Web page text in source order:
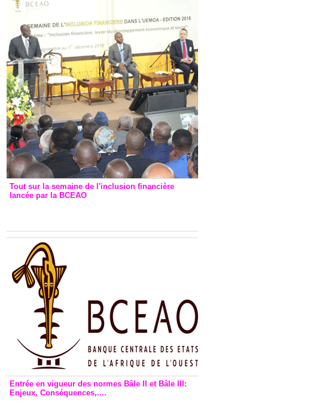
Tout sur la semaine de l'inclusion financière
lancée par la BCEAO
Entrée en vigueur des normes Bâle II et Bâle III:
Enjeux, Conséquences,....